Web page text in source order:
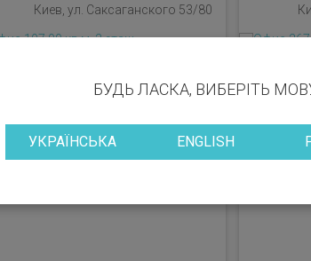
Киев, ул. Саксаганского 53/80
БУДЬ ЛАСКА, ВИБЕРІТЬ
УКРАЇНСЬКА ENGLISH